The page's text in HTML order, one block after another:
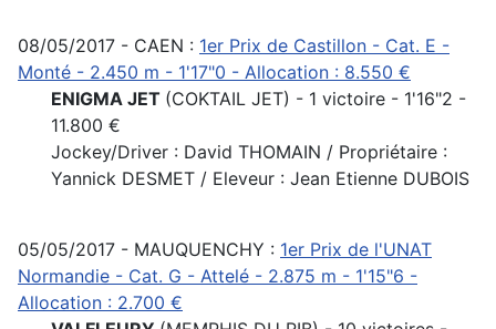
08/05/2017 - CAEN : 1er Prix de Castillon - Cat. E -
Monté - 2.450 m - 1'17"0 - Allocation : 8.550 €
ENIGMA JET (COKTAIL JET) - 1 victoire - 1'16"2 -
11.800 €
Jockey/Driver : David THOMAIN / Propriétaire :
Yannick DESMET / Eleveur : Jean Etienne DUBOIS
05/05/2017 - MAUQUENCHY : 1er Prix de l'UNAT
Normandie - Cat. G - Attelé - 2.875 m - 1'15"6 -
Allocation : 2.700 €